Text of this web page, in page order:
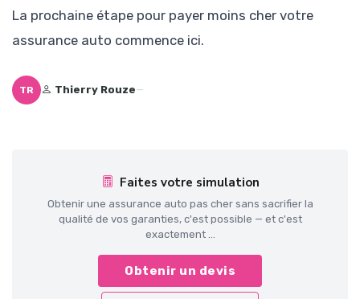
La prochaine étape pour payer moins cher votre
assurance auto commence ici.
TR Thierry Rouze—
Faites votre simulation
Obtenir une assurance auto pas cher sans sacrifier la
qualité de vos garanties, c'est possible — et c'est
exactement ...
Obtenir un devis